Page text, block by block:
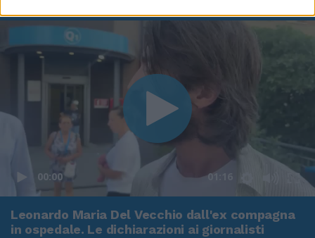
00:00 01:16
Leonardo Maria Del Vecchio dall'ex compagna
in ospedale. Le dichiarazioni ai giornalisti